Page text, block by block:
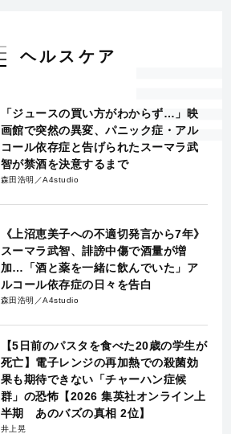
ヘルスケア
「ジュースの買い方がわからず…」映
画館で突然の異変、パニック症・アル
コール依存症と告げられたスーマラ武
智が禁酒を決意するまで
森田浩明／A4studio
《上沼恵美子への不適切発言から7年》
スーマラ武智、誹謗中傷で酒量が増
加…「酒と薬を一緒に飲んでいた」ア
ルコール依存症の日々を告白
森田浩明／A4studio
【5日前のパスタを食べた20歳の学生が
死亡】電子レンジの再加熱での殺菌効
果も期待できない「チャーハン症候
群」の恐怖【2026 集英社オンライン上
半期 あのバズの真相 2位】
井上晃